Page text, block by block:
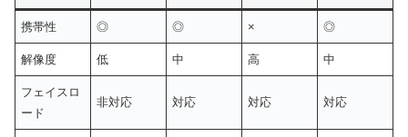
携帯性 ◎ ◎ × ◎
解像度 低 中 高 中
フェイスロ
ード
非対応 対応 対応 対応